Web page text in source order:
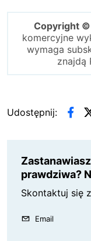
Copyright ©
komercyjne
wymaga
znajdą
Udostępnij:
prawdziwa?
Skontaktuj się
Email